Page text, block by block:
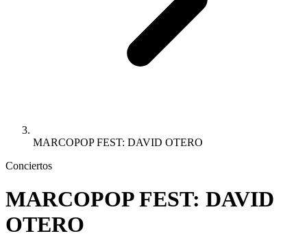
MARCOPOP FEST: DAVID OTERO
Conciertos
MARCOPOP FEST: DAVID
OTERO